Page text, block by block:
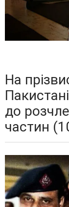
На
до
частин